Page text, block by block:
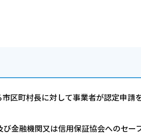
区町村長に対して事業者が認定申請
金融機関又は信用保証協会へのセー